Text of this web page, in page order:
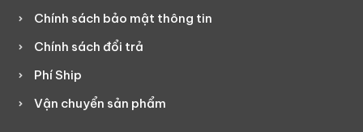
Chính sách bảo mật thông tin
Chính sách đổi trả
Phí Ship
Vận chuyển sản phẩm